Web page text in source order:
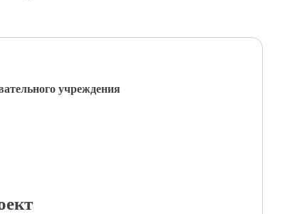
учреждения